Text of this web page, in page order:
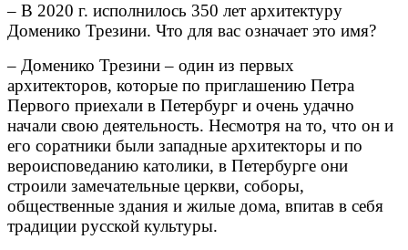
– В 2020 г. исполнилось 350 лет архитектуру
Доменико Трезини. Что для вас означает это имя?
– Доменико Трезини – один из первых
архитекторов, которые по приглашению Петра
Первого приехали в Петербург и очень удачно
начали свою деятельность. Несмотря на то, что он и
его соратники были западные архитекторы и по
вероисповеданию католики, в Петербурге они
строили замечательные церкви, соборы,
общественные здания и жилые дома, впитав в себя
традиции русской культуры.